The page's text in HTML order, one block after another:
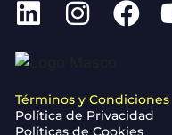
Términos y Condiciones
Política de Privacidad
Políticas de Cookies